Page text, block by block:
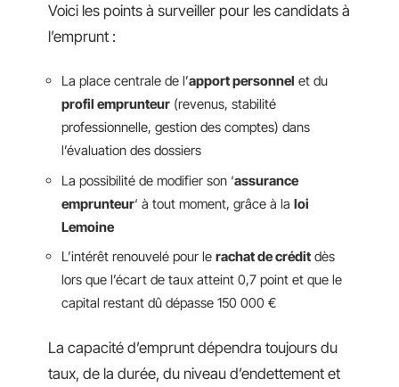
Voici les points à surveiller pour les candidats à
l’emprunt :
La place centrale de l’apport personnel et du
profil emprunteur (revenus, stabilité
professionnelle, gestion des comptes) dans
l’évaluation des dossiers
La possibilité de modifier son ‘assurance
emprunteur‘ à tout moment, grâce à la loi
Lemoine
L’intérêt renouvelé pour le rachat de crédit dès
lors que l’écart de taux atteint 0,7 point et que le
capital restant dû dépasse 150 000 €
La capacité d’emprunt dépendra toujours du
taux, de la durée, du niveau d’endettement et